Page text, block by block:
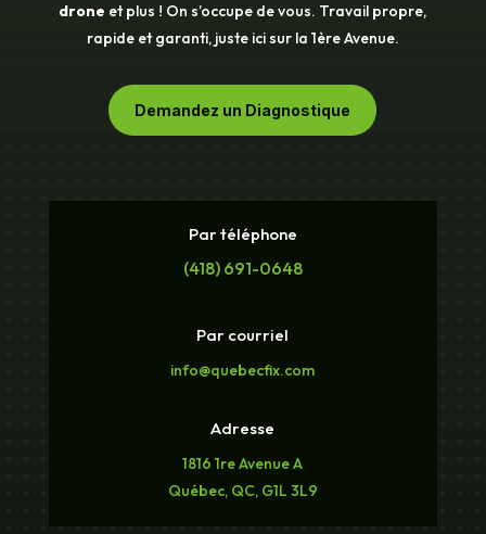
drone et plus ! On s’occupe de vous. Travail propre,
rapide et garanti, juste ici sur la 1ère Avenue.
Demandez un Diagnostique
Par téléphone
(418) 691-0648
Par courriel
info@quebecfix.com
Adresse
1816 1re Avenue A
Québec, QC, G1L 3L9